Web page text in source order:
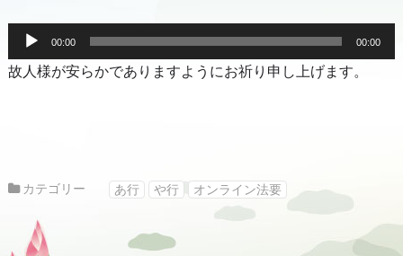
音
プ
レ
00:00 00:00
故人様が安らかでありますようにお祈り申し上げます。
カテゴリー あ行 や行 オンライン法要